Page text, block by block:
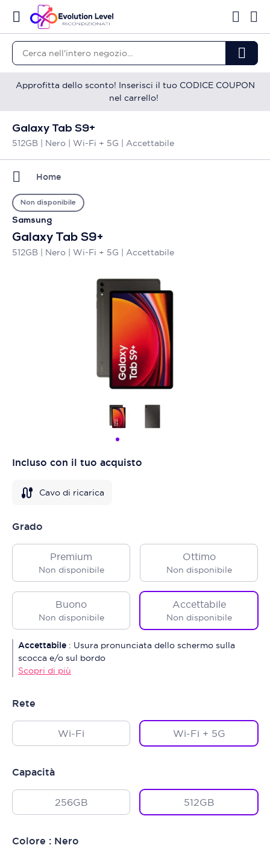
Approfitta dello sconto! Inserisci il tuo CODICE COUPON
nel carrello!
Galaxy Tab S9+
512GB | Nero | Wi-Fi + 5G | Accettabile
Home
Samsung
Galaxy Tab S9+
512GB | Nero | Wi-Fi + 5G | Accettabile
Non disponibile
Incluso con il tuo acquisto
Cavo di ricarica
Grado
Premium
Non disponibile
Ottimo
Non disponibile
Buono
Non disponibile
Accettabile
Non disponibile
Accettabile : Usura pronunciata dello schermo sulla
scocca e/o sul bordo
Scopri di più
Rete
Wi-Fi Wi-Fi + 5G
Capacità
256GB 512GB
Colore : Nero